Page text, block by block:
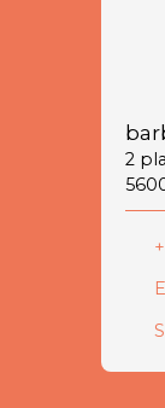
2